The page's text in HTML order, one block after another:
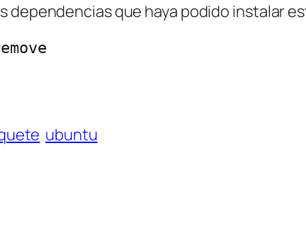
dependencias que haya podido instalar
ubuntu